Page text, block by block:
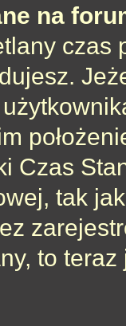
na
czas
Czas
tak
to